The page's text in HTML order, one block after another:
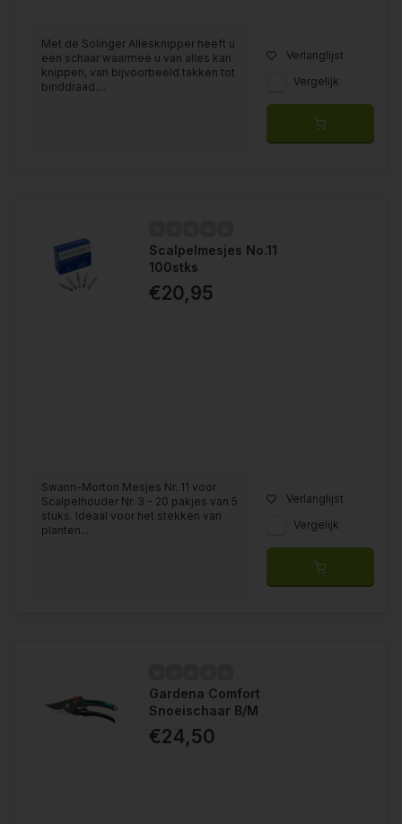
Met de Solinger Allesknipper heeft u
een schaar waarmee u van alles kan
knippen, van bijvoorbeeld takken tot
binddraad....
Verlanglijst
Vergelijk
Scalpelmesjes No.11
100stks
€20,95
Swann-Morton Mesjes Nr. 11 voor
Scalpelhouder Nr. 3 - 20 pakjes van 5
stuks. Ideaal voor het stekken van
planten...
Verlanglijst
Vergelijk
Gardena Comfort
Snoeischaar B/M
€24,50